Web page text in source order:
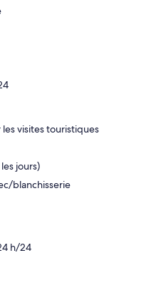
les visites touristiques
jours)
blanchisserie
h/24